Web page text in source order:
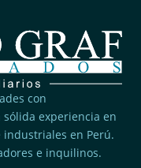
con
experiencia en
en Perú.
e inquilinos.